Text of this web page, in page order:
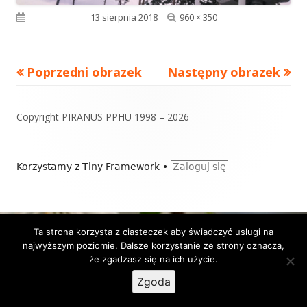
13 sierpnia 2018
Pełny
960 × 350
Poprzedni obrazek Następny obrazek
stopki
Copyright PIRANUS PPHU 1998 – 2026
Korzystamy z Tiny Framework • Zaloguj się
Ta strona korzysta z ciasteczek aby świadczyć usługi na
najwyższym poziomie. Dalsze korzystanie ze strony oznacza,
że zgadzasz się na ich użycie.
Zgoda